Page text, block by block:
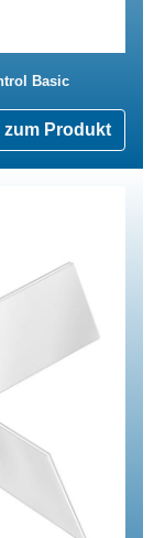
Basic
zum Produkt